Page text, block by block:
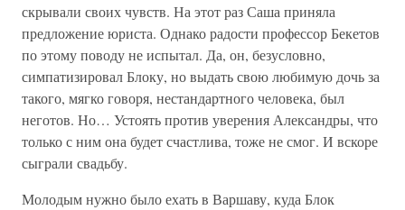
скрывали своих чувств. На этот раз Саша приняла
предложение юриста. Однако радости профессор Бекетов
по этому поводу не испытал. Да, он, безусловно,
симпатизировал Блоку, но выдать свою любимую дочь за
такого, мягко говоря, нестандартного человека, был
неготов. Но… Устоять против уверения Александры, что
только с ним она будет счастлива, тоже не смог. И вскоре
сыграли свадьбу.
Молодым нужно было ехать в Варшаву, куда Блок